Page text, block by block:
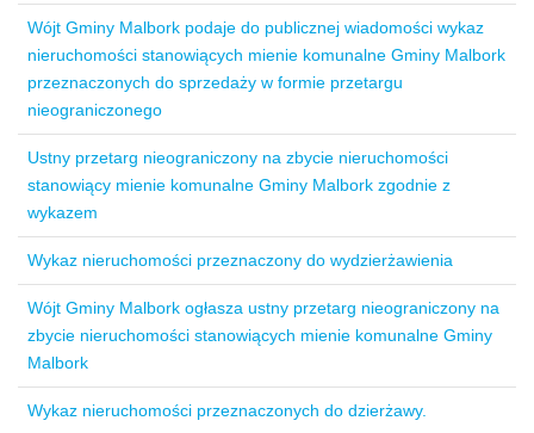
Wójt Gminy Malbork podaje do publicznej wiadomości wykaz
nieruchomości stanowiących mienie komunalne Gminy Malbork
przeznaczonych do sprzedaży w formie przetargu
nieograniczonego
Ustny przetarg nieograniczony na zbycie nieruchomości
stanowiący mienie komunalne Gminy Malbork zgodnie z
wykazem
Wykaz nieruchomości przeznaczony do wydzierżawienia
Wójt Gminy Malbork ogłasza ustny przetarg nieograniczony na
zbycie nieruchomości stanowiących mienie komunalne Gminy
Malbork
Wykaz nieruchomości przeznaczonych do dzierżawy.